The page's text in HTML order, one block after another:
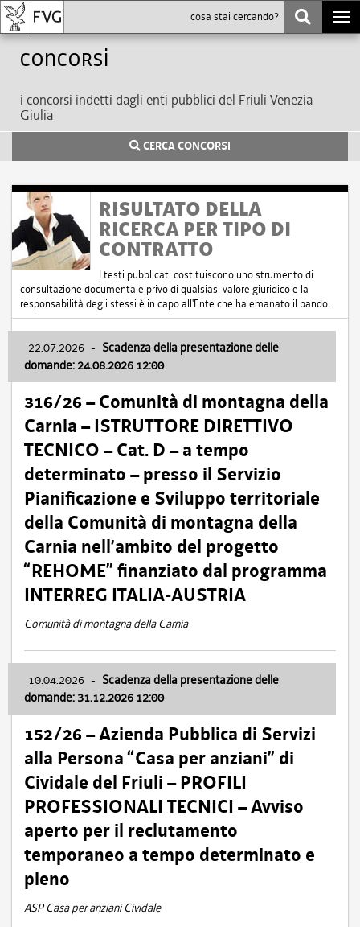
Concorsi
i concorsi indetti dagli enti pubblici del Friuli Venezia
Giulia
CERCA CONCORSI
RISULTATO DELLA
RICERCA PER TIPO DI
CONTRATTO
I testi pubblicati costituiscono uno strumento di
consultazione documentale privo di qualsiasi valore giuridico e la
responsabilità degli stessi è in capo all'Ente che ha emanato il bando.
22.07.2026 - Scadenza della presentazione delle
domande: 24.08.2026 12:00
316/26 – Comunità di montagna della
Carnia – ISTRUTTORE DIRETTIVO
TECNICO – Cat. D – a tempo
determinato – presso il Servizio
Pianificazione e Sviluppo territoriale
della Comunità di montagna della
Carnia nell’ambito del progetto
“REHOME” finanziato dal programma
INTERREG ITALIA-AUSTRIA
Comunità di montagna della Carnia
10.04.2026 - Scadenza della presentazione delle
domande: 31.12.2026 12:00
152/26 – Azienda Pubblica di Servizi
alla Persona “Casa per anziani” di
Cividale del Friuli – PROFILI
PROFESSIONALI TECNICI – Avviso
aperto per il reclutamento
temporaneo a tempo determinato e
pieno
ASP Casa per anziani Cividale